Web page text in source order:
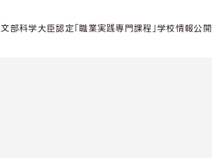
文部科学大臣認定「職業実践専門課程」学校情報公開